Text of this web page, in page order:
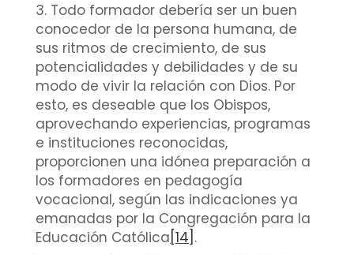
3. Todo formador debería ser un buen
conocedor de la persona humana, de
sus ritmos de crecimiento, de sus
potencialidades y debilidades y de su
modo de vivir la relación con Dios. Por
esto, es deseable que los Obispos,
aprovechando experiencias, programas
e instituciones reconocidas,
proporcionen una idónea preparación a
los formadores en pedagogía
vocacional, según las indicaciones ya
emanadas por la Congregación para la
Educación Católica [14] .